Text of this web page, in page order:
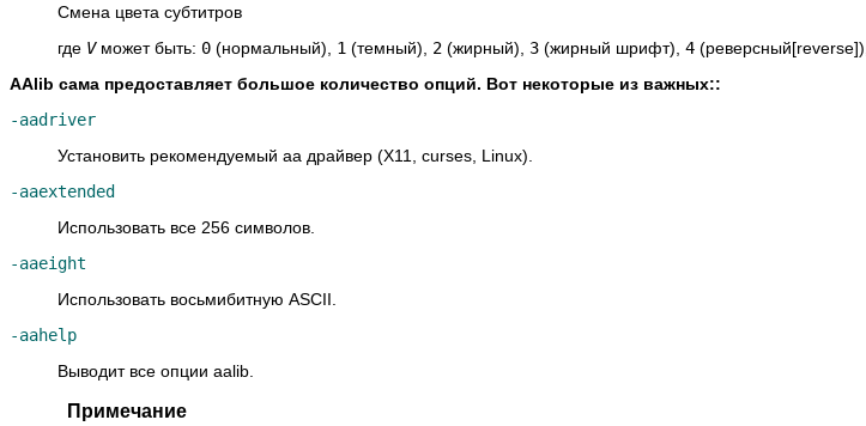
Смена цвета субтитров
где Vможет быть: 0 (нормальный), 1 (темный), 2 (жирный), 3 (жирный шрифт), 4 (реверсный[reverse]),
AAlib сама предоставляет большое количество опций. Вот некоторые из важных::
-aadriver
Установить рекомендуемый aa драйвер (X11, curses, Linux).
-aaextended
Использовать все 256 символов.
-aaeight
Использовать восьмибитную ASCII.
-aahelp
Выводит все опции aalib.
Примечание